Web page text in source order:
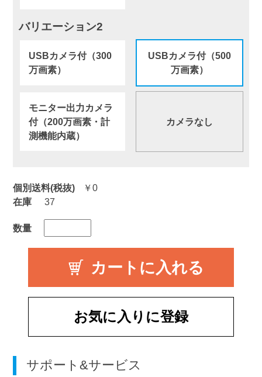
個別送料(税抜) ￥0
バリエーション2
USBカメラ付（300
万画素）
USBカメラ付（500
万画素）
モニター出力カメラ
付（200万画素・計
測機能内蔵）
カメラなし
在庫 37
数量
お気に入りに登録
サポート&サービス